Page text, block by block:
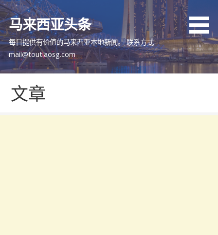
跳
至
内
容
马来西亚头条
每日提供有价值的马来西亚本地新闻。 联系方式
mail@toutiaosg.com
文章